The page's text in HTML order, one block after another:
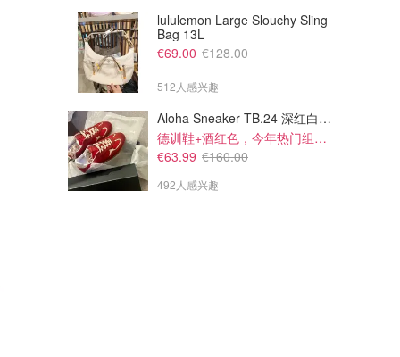
Mammut 硬壳夹克 浅蓝色
Polo Ralph Lauren 驼色可拆帽
Breuninger
lululemon Large Slouchy Sling
Bag 13L
€69.00 €128.00
512人感兴趣
Aloha Sneaker TB.24 深红白配色
德训鞋+酒红色，今年热门组合！
€63.99 €160.00
492人感兴趣